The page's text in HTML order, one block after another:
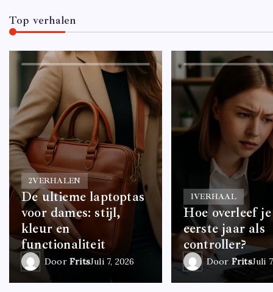
Top verhalen
2VERHALEN
De ultieme laptoptas
voor dames: stijl,
kleur en
functionaliteit
Door FritsJuli 7, 2026
1VERHAAL
Hoe overleef
eerste jaar als
controller?
Door FritsJuli